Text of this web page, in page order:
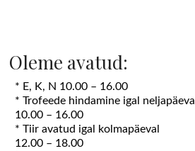
Oleme avatud:
* E, K, N 10.00 – 16.00
* Trofeede hindamine igal neljapäeval
10.00 – 16.00
* Tiir avatud igal kolmapäeval
12.00 – 18.00